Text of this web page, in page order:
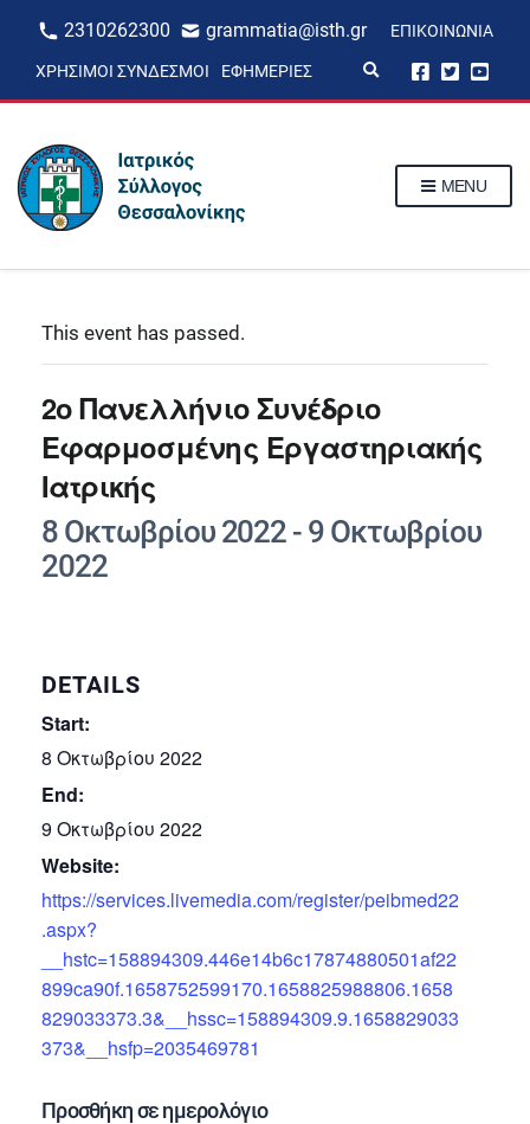
2310262300 grammatia@isth.gr ΕΠΙΚΟΙΝΩΝΊΑ
ΧΡΉΣΙΜΟΙ ΣΎΝΔΕΣΜΟΙ ΕΦΗΜΕΡΊΕΣ
p
MENU
This event has passed.
2ο Πανελλήνιο Συνέδριο
Εφαρμοσμένης Εργαστηριακής
Ιατρικής
8 Οκτωβρίου 2022 - 9 Οκτωβρίου
2022
DETAILS
Start:
8 Οκτωβρίου 2022
End:
9 Οκτωβρίου 2022
Website:
https://services.livemedia.com/register/peibmed22
.aspx?
__hstc=158894309.446e14b6c17874880501af22
899ca90f.1658752599170.1658825988806.1658
829033373.3&__hssc=158894309.9.1658829033
373&__hsfp=2035469781
Προσθήκη σε ημερολόγιο